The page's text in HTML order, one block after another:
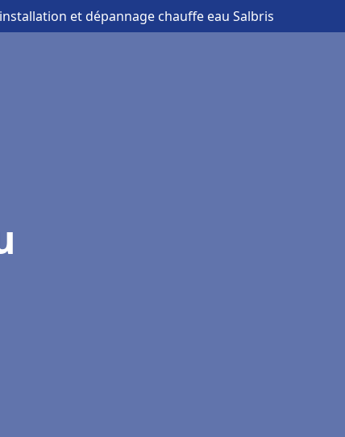
et dépannage chauffe eau Salbris